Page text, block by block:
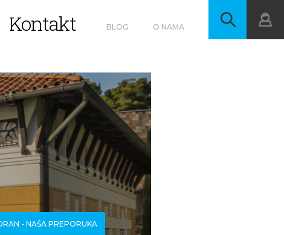
Kontakt BLOG O NAMA
- NAŠA PREPORUKA